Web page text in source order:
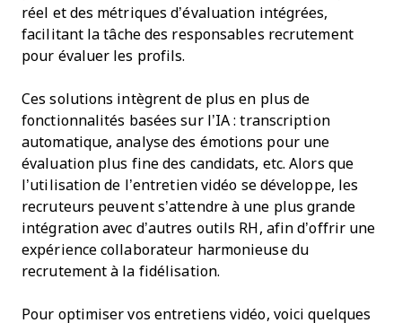
réel et des métriques d’évaluation intégrées,
facilitant la tâche des responsables recrutement
pour évaluer les profils.
Ces solutions intègrent de plus en plus de
fonctionnalités basées sur l’IA : transcription
automatique, analyse des émotions pour une
évaluation plus fine des candidats, etc. Alors que
l’utilisation de l’entretien vidéo se développe, les
recruteurs peuvent s’attendre à une plus grande
intégration avec d’autres outils RH, afin d’offrir une
expérience collaborateur harmonieuse du
recrutement à la fidélisation.
Pour optimiser vos entretiens vidéo, voici quelques